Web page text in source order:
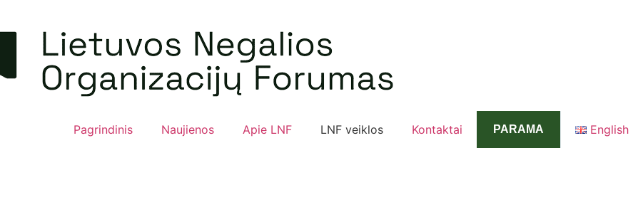
Pagrindinis Naujienos Apie LNF LNF veiklos Kontaktai PARAMA English